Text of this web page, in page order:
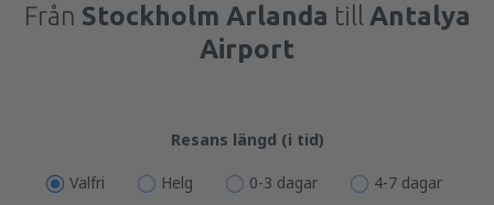
Från Stockholm Arlanda till Antalya
Airport
Resans längd (i tid)
Valfri Helg 0-3 dagar 4-7 dagar